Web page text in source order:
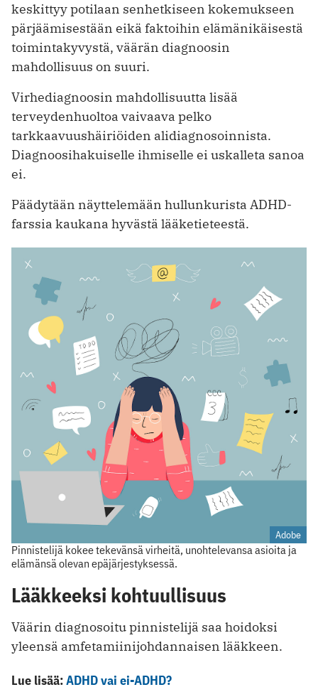
keskittyy potilaan senhetkiseen kokemukseen
pärjäämisestään eikä faktoihin elämänikäisestä
toimintakyvystä, väärän diagnoosin
mahdollisuus on suuri.
Virhediagnoosin mahdollisuutta lisää
terveydenhuoltoa vaivaava pelko
tarkkaavuushäiriöiden alidiagnosoinnista.
Diagnoosihakuiselle ihmiselle ei uskalleta sanoa
ei.
Päädytään näyttelemään hullunkurista ADHD-
farssia kaukana hyvästä lääketieteestä.
Adobe
Pinnistelijä kokee tekevänsä virheitä, unohtelevansa asioita ja
elämänsä olevan epäjärjestyksessä.
Lääkkeeksi kohtuullisuus
Väärin diagnosoitu pinnistelijä saa hoidoksi
yleensä amfetamiinijohdannaisen lääkkeen.
Lue lisää:ADHD vai ei-ADHD?